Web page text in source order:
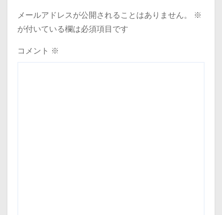
メールアドレスが公開されることはありません。
※
が付いている欄は必須項目です
コメント ※